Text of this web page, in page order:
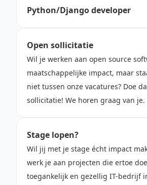
Python/Django developer
Open sollicitatie
Wil je werken aan open source
maatschappelijke impact, maar
niet tussen onze vacatures? Doe
sollicitatie! We horen graag van je.
Stage lopen?
Wil jij met je stage écht impact
werk je aan projecten die ertoe
toegankelijk en gezellig IT-bedrijf